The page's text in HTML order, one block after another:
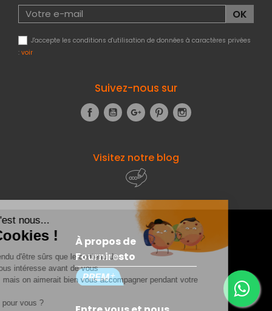
J'accepte les conditions d'utilisation de données à caractères privées
: voir
Suivez-nous sur
FacebookYouTubeGoogle+Pinterest
Visitez notre blog
À propos de
Fourniresto